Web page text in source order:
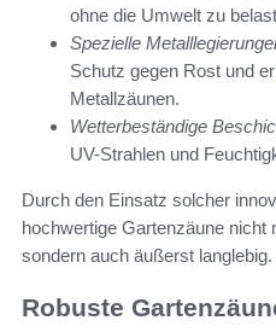
ohne die Umwelt zu
Spezielle
Schutz gegen Rost und
Metallzäunen.
Wetterbeständige
UV-Strahlen und
Durch den Einsatz solcher
hochwertige Gartenzäune nicht
sondern auch äußerst langlebig.
Robuste